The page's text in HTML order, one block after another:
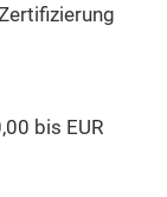
bis EUR